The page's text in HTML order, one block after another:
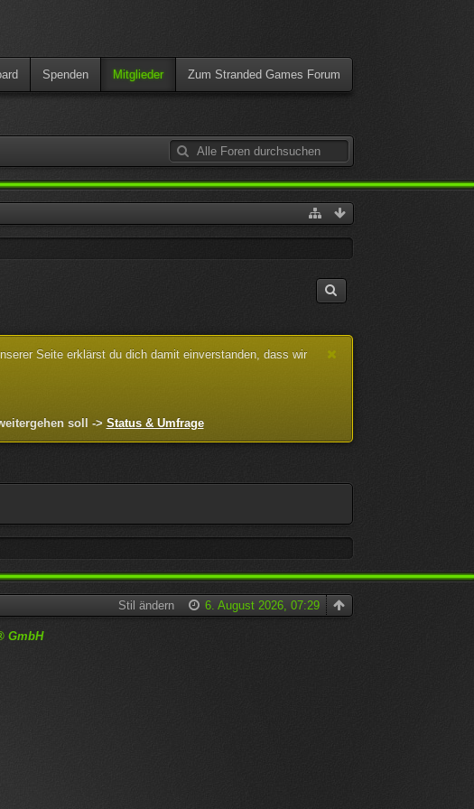
Spenden Mitglieder Zum Stranded Games Forum
Seite erklärst du dich damit einverstanden, dass wir
soll -> Status & Umfrage
6. August 2026, 07:29
Stil ändern
GmbH